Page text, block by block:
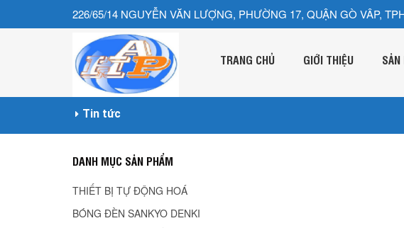
226/65/14 NGUYỄN VĂN LƯỢNG, PHƯỜNG 17, QUẬN GÒ VÂP,
TRANG CHỦ GIỚI THIỆU
Tin tức
DANH MỤC SẢN PHẨM
THIẾT BỊ TỰ ĐỘNG HOÁ
BÓNG ĐÈN SANKYO DENKI